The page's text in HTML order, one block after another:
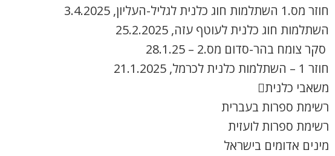
חוזר מס.1 השתלמות חוג כלנית לגליל-העליון, 3.4.2025
השתלמות חוג כלנית לעוטף עזה, 25.2.2025
סקר צומח בהר-סדום מס.2 – 28.1.25
חוזר 1 – השתלמות כלנית לכרמל, 21.1.2025
משאבי כלנית
רשימת ספרות בעברית
רשימת ספרות לועזית
מינים אדומים בישראל